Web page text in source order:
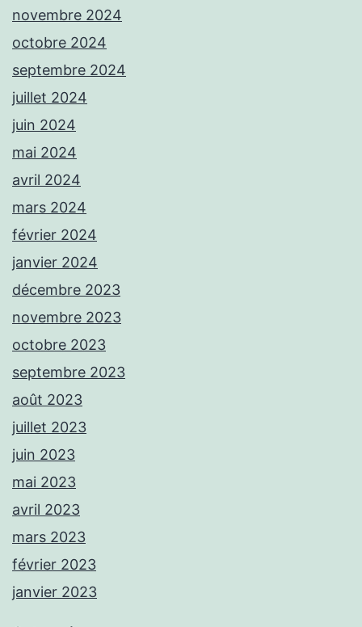
novembre 2024
octobre 2024
septembre 2024
juillet 2024
juin 2024
mai 2024
avril 2024
mars 2024
février 2024
janvier 2024
décembre 2023
novembre 2023
octobre 2023
septembre 2023
août 2023
juillet 2023
juin 2023
mai 2023
avril 2023
mars 2023
février 2023
janvier 2023